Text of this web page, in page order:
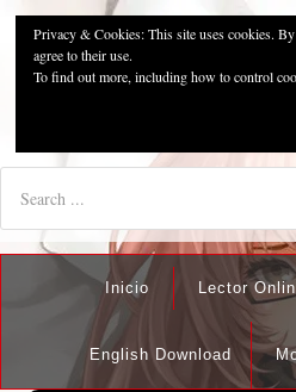
"I'm the best there is at what I
Inicio Lector
English Download
Privacy & Cookies: This site uses cookies.
agree to their use.
To find out more, including how to control